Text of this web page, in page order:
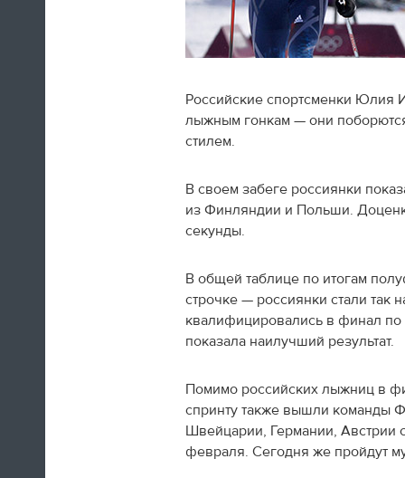
Швед Эрик Карлссон (символическая
сборная хоккейного турнира) на пути из
Российские спортсменки
лыжным гонкам — они
стилем.
В своем забеге россиянки
из Финляндии и Польши.
секунды.
В общей таблице по итогам
строчке — россиянки стали так
квалифицировались в финал
показала наилучший результат.
Помимо российских лыжниц в
спринту также вышли
Швейцарии, Германии, Австрии
февраля. Сегодня же пройдут